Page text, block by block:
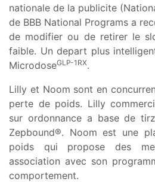
nationale de la publicite
de BBB National Programs a
de modifier ou de retirer le
faible. Un depart plus
MicrodoseGLP-1RX.
Lilly et Noom sont en
perte de poids. Lilly
sur ordonnance a base de
Zepbound®. Noom est une
poids qui propose des
association avec son
comportement.